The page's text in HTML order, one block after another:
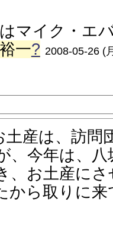
マイク・エ
一? 2008-05-26 (
産は、訪問
、今年は、
、お土産に
から取りに